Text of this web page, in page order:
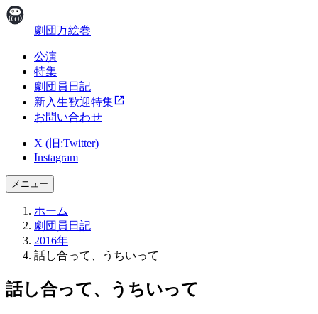
劇団万絵巻
公演
特集
劇団員日記
新入生歓迎特集
お問い合わせ
X (旧:Twitter)
Instagram
メニュー
ホーム
劇団員日記
2016年
話し合って、うちいって
話し合って、うちいって